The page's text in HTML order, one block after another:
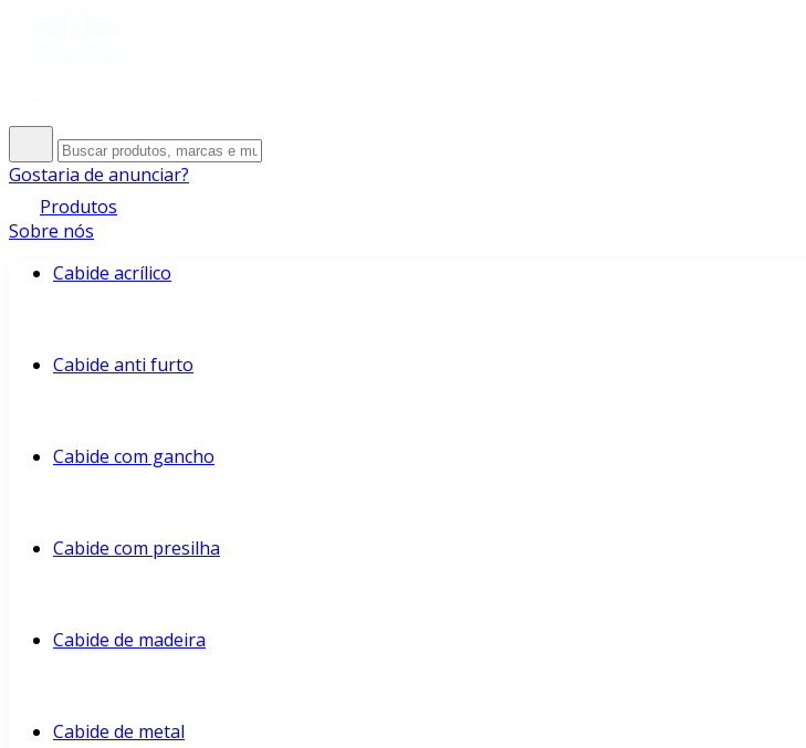
Gostaria de anunciar?
Produtos
Sobre nós
Cabide acrílico
Cabide anti furto
Cabide com gancho
Cabide com presilha
Cabide de madeira
Cabide de metal